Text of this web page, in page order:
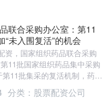
联合采购办公室：第11
“未入围复活”的机会
资，国家组织药品联合采购
11批国家组织药品集中采购
11批集采的复活机制，药品
室相关负责人指出，为引导
分类： 股票配资公司